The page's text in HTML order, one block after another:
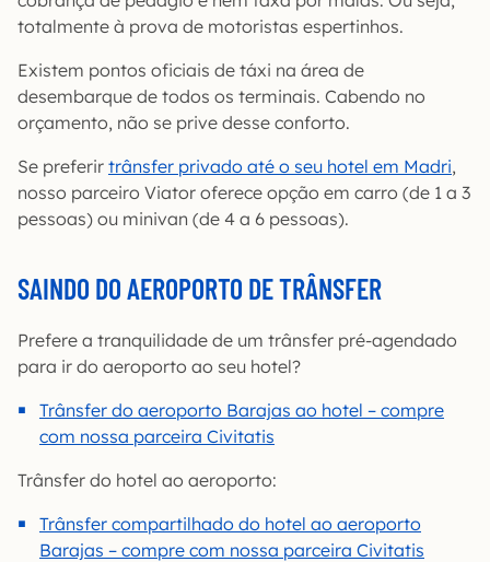
totalmente à prova de motoristas espertinhos.
Existem pontos oficiais de táxi na área de
desembarque de todos os terminais. Cabendo no
orçamento, não se prive desse conforto.
Se preferir trânsfer privado até o seu hotel em Madri,
nosso parceiro Viator oferece opção em carro (de 1 a 3
pessoas) ou minivan (de 4 a 6 pessoas).
SAINDO DO AEROPORTO DE TRÂNSFER
Prefere a tranquilidade de um trânsfer pré-agendado
para ir do aeroporto ao seu hotel?
Trânsfer do aeroporto Barajas ao hotel – compre
com nossa parceira Civitatis
Trânsfer do hotel ao aeroporto:
Trânsfer compartilhado do hotel ao aeroporto
Barajas – compre com nossa parceira Civitatis